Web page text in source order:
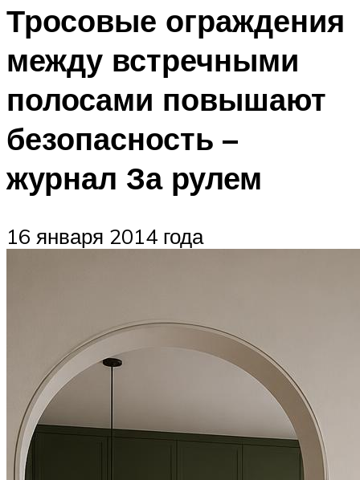
Тросовые ограждения
между встречными
полосами повышают
безопасность –
журнал За рулем
16 января 2014 года